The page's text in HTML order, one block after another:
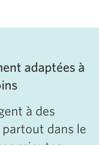
adaptées à
à des
dans le